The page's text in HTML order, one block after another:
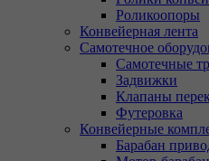
Роликоопоры
Конвейерная лента
Самотечное
Самотечные
Задвижки
Клапаны
Футеровка
Конвейерные
Барабан